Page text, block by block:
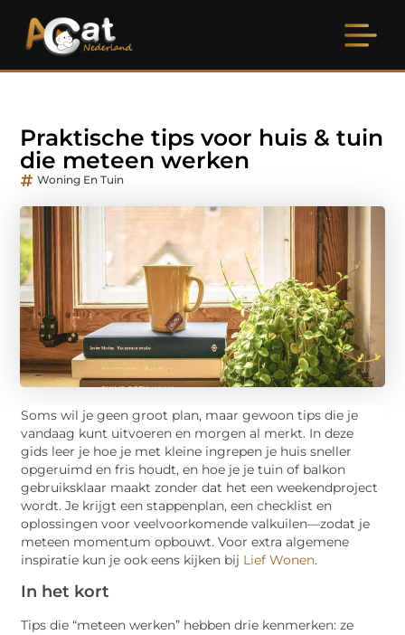
Praktische tips voor huis & tuin
die meteen werken
Woning En Tuin
Soms wil je geen groot plan, maar gewoon tips die je
vandaag kunt uitvoeren en morgen al merkt. In deze
gids leer je hoe je met kleine ingrepen je huis sneller
opgeruimd en fris houdt, en hoe je je tuin of balkon
gebruiksklaar maakt zonder dat het een weekendproject
wordt. Je krijgt een stappenplan, een checklist en
oplossingen voor veelvoorkomende valkuilen—zodat je
meteen momentum opbouwt. Voor extra algemene
inspiratie kun je ook eens kijken bij Lief Wonen.
In het kort
Tips die “meteen werken” hebben drie kenmerken: ze